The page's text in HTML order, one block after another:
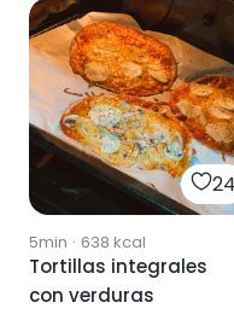
24
5min · 638 kcal
Tortillas integrales
con verduras